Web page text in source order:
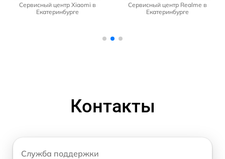
Сервисный центр Xiaomi в
Екатеринбурге
Сервисный центр Realme в
Екатеринбурге
Контакты
Служба поддержки